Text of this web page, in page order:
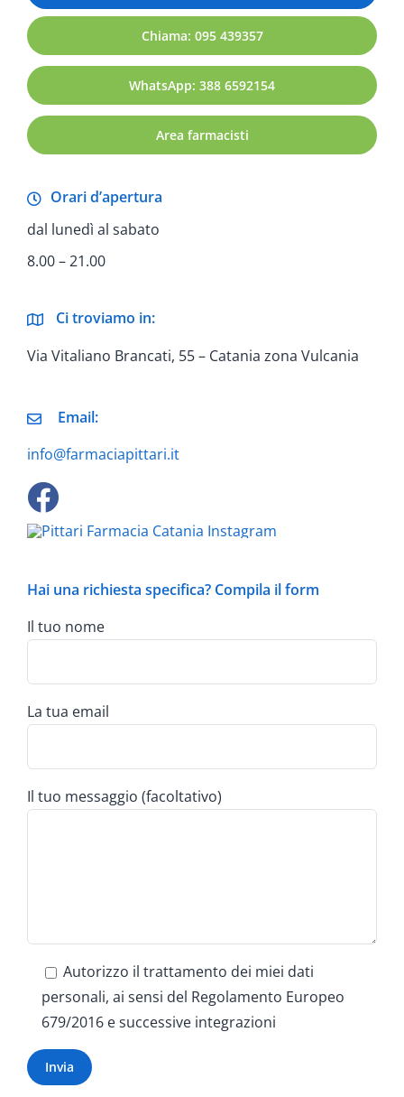
Chiama: 095 439357
WhatsApp: 388 6592154
Area farmacisti
Orari d’apertura
dal lunedì al sabato
8.00 – 21.00
Ci troviamo in:
Via Vitaliano Brancati, 55 – Catania zona Vulcania
Email:
info@farmaciapittari.it
Hai una richiesta specifica? Compila il form
Il tuo nome
La tua email
Il tuo messaggio (facoltativo)
Autorizzo il trattamento dei miei dati
personali, ai sensi del Regolamento Europeo
679/2016 e successive integrazioni